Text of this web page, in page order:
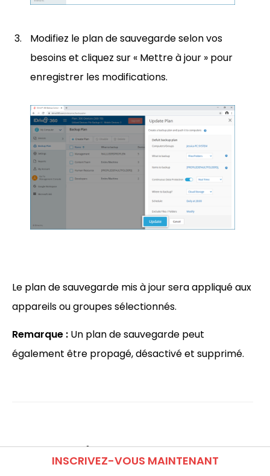
Modifiez le plan de sauvegarde selon vos
besoins et cliquez sur « Mettre à jour » pour
enregistrer les modifications.
Le plan de sauvegarde mis à jour sera appliqué aux
appareils ou groupes sélectionnés.
Remarque : Un plan de sauvegarde peut
également être propagé, désactivé et supprimé.
Pourquoi le nombre de
INSCRIVEZ-VOUS MAINTENANT